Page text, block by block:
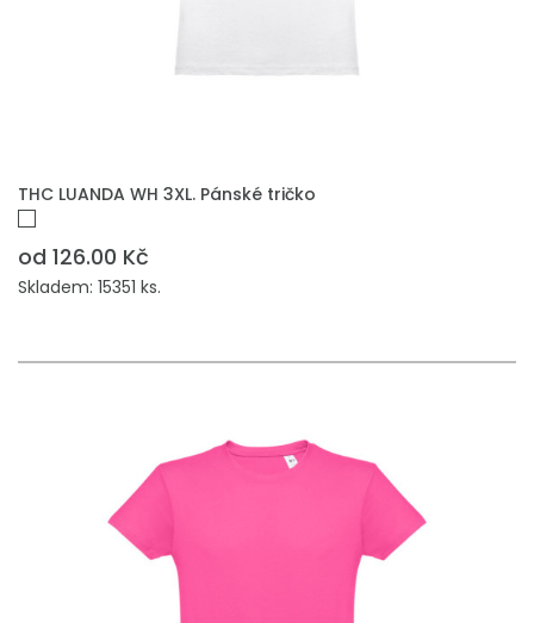
THC LUANDA WH 3XL. Pánské tričko
od 126.00 Kč
Skladem: 15351 ks.